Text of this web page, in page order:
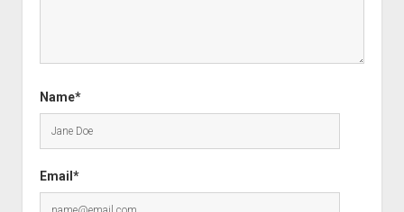
Name*
Email*